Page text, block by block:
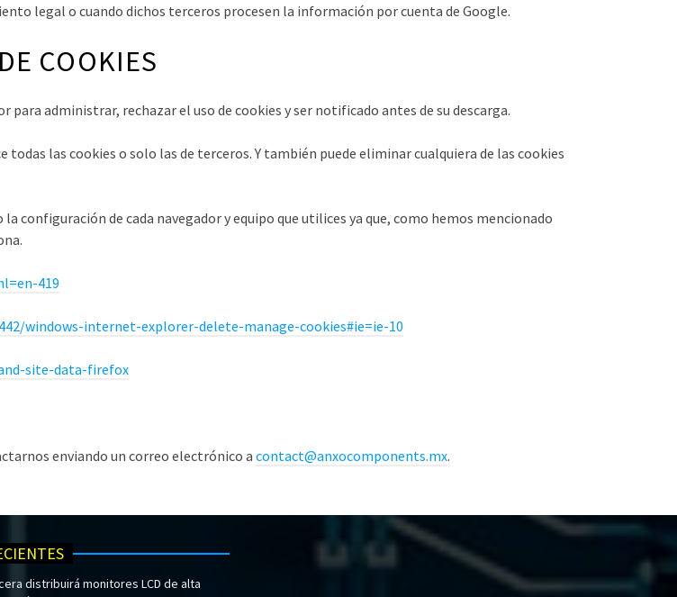
legal o cuando dichos terceros procesen la información por cuenta de Google.
COOKIES
administrar, rechazar el uso de cookies y ser notificado antes de su descarga.
las cookies o solo las de terceros. Y también puede eliminar cualquiera de las cookies
configuración de cada navegador y equipo que utilices ya que, como hemos mencionado
419
windows-internet-explorer-delete-manage-cookies#ie=ie-10
site-data-firefox
enviando un correo electrónico a contact@anxocomponents.mx.
distribuirá monitores LCD de alta